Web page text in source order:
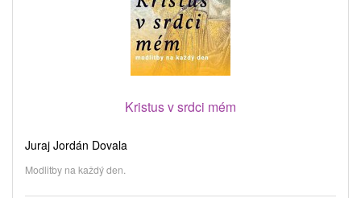
Kristus v srdci mém
Juraj Jordán Dovala
Modlitby na každý den.